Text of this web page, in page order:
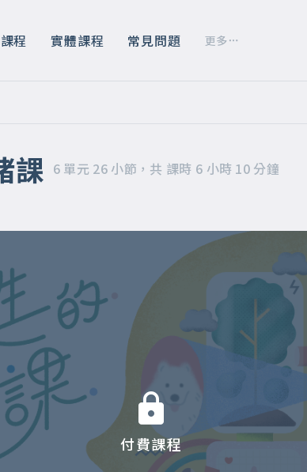
程 實體課程 常見問題 更多
課時 6 小時 10 分鐘
課 6 單元 26 小節，共 課時 6 小時 10 分鐘
付費課程